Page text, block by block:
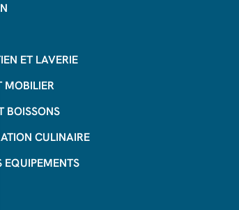
ET LAVERIE
MOBILIER
BOISSONS
CULINAIRE
EQUIPEMENTS